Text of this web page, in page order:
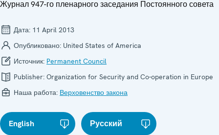
Журнал 947-го пленарного заседания Постоянного совета
Дата: 11 April 2013
Опубликовано: United States of America
Источник: Permanent Council
Publisher: Organization for Security and Co-operation in Europe
Наша работа: Верховенство закона
English Русский